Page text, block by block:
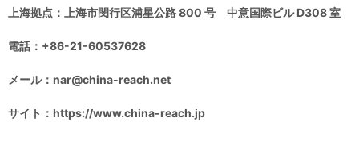
上海拠点：上海市閔行区浦星公路 800 号 中意国際ビル D308 室
電話：+86-21-60537628
メール：nar@china-reach.net
サイト：https://www.china-reach.jp